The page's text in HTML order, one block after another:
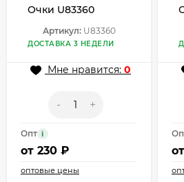
Очки U83360
Артикул:U83360
ДОСТАВКА 3 НЕДЕЛИ
Мне нравится: 0
- +
Опт i
от 230 ₽
оптовые цены
от